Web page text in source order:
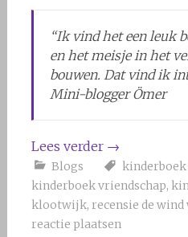
“Ik vind het een leuk
en het meisje in het
bouwen. Dat vind ik
Mini-blogger Ömer
Lees verder →
Blogs
kinderboek vriendschap,
klootwijk, recensie de wind
reactie plaatsen